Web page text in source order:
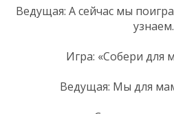
Ведущая: А сейчас мы
узнаем.
Игра: «Собери для
Ведущая: Мы для